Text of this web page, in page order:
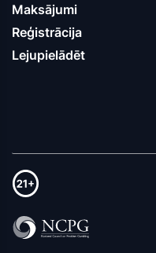
Maksājumi
Reģistrācija
Lejupielādēt